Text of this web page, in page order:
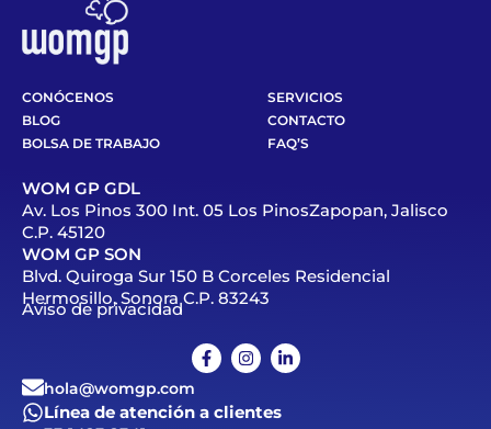
CONÓCENOS
SERVICIOS
BLOG
CONTACTO
BOLSA DE TRABAJO
FAQ’S
WOM GP GDL
Av. Los Pinos 300 Int. 05 Los PinosZapopan, Jalisco
C.P. 45120
WOM GP SON
Blvd. Quiroga Sur 150 B Corceles Residencial
Hermosillo, Sonora C.P. 83243
Aviso de privacidad
hola@womgp.com
Línea de atención a clientes